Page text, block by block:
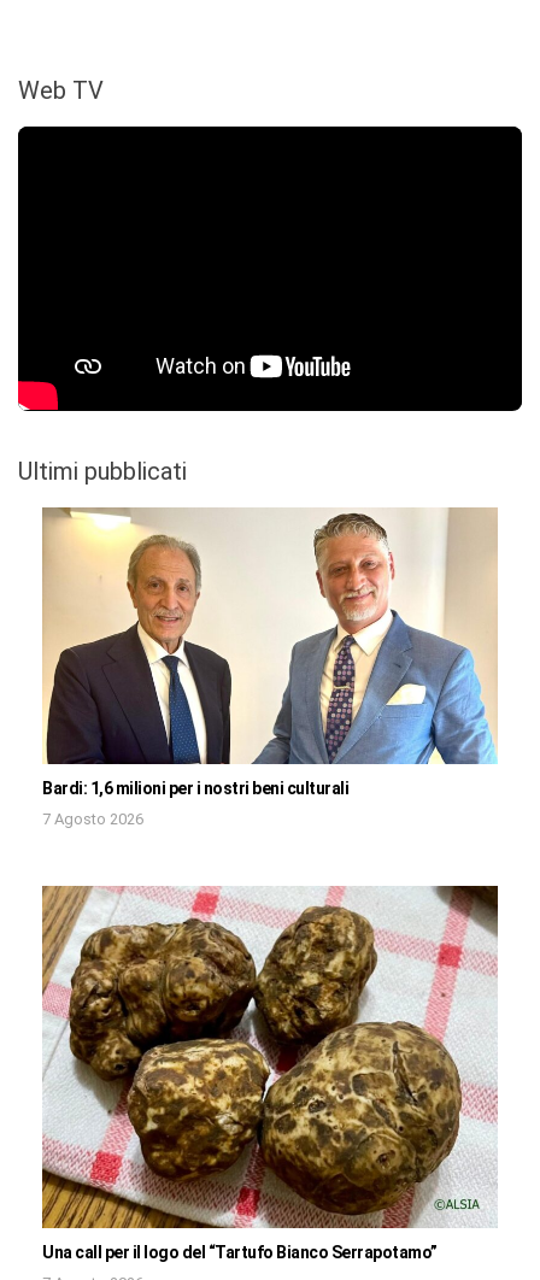
Web TV
Ultimi pubblicati
Bardi: 1,6 milioni per i nostri beni culturali
7 Agosto 2026
Una call per il logo del “Tartufo Bianco Serrapotamo”